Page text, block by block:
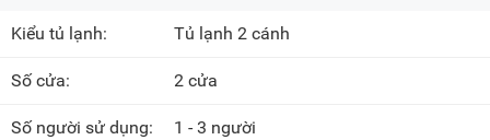
Kiểu tủ lạnh: Tủ lạnh 2 cánh
Số cửa: 2 cửa
Số người sử dụng: 1 - 3 người